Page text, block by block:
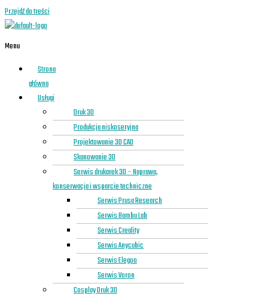
Przejdź do treści
Menu
Strona
główna
Usługi
Druk 3D
Produkcja niskoseryjna
Projektowanie 3D CAD
Skanowanie 3D
Serwis drukarek 3D – Naprawa,
konserwacja i wsparcie techniczne
Serwis Prusa Research
Serwis Bambu Lab
Serwis Creality
Serwis Anycubic
Serwis Elegoo
Serwis Voron
Cosplay Druk 3D